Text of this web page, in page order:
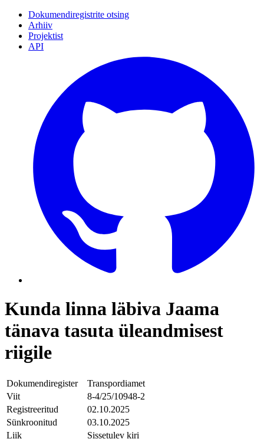
Dokumendiregistrite otsing
Arhiiv
Projektist
API
Kunda linna läbiva Jaama
tänava tasuta üleandmisest
riigile
Dokumendiregister
Transpordiamet
Viit
8-4/25/10948-2
Registreeritud
02.10.2025
Sünkroonitud
03.10.2025
Liik
Sissetulev kiri